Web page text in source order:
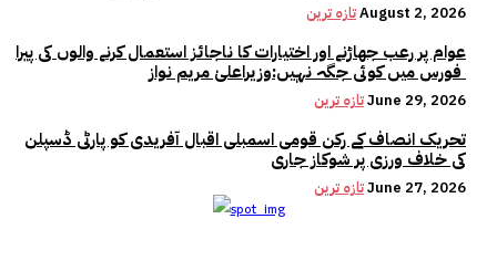
تازہ ترینAugust 2, 2026
عوام پر رعب جھاڑنے اور اختیارات کا ناجائز استعمال کرنے والوں کی پیرا
تازہ ترینJune 29, 2026
تحریک انصاف کے رکن قومی اسمبلی اقبال آفریدی کو پارٹی ڈسپلن
کی خلاف ورزی پر شوکاز جاری
تازہ ترینJune 27, 2026